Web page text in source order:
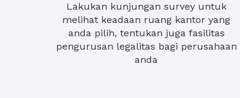
Lakukan kunjungan survey untuk
melihat keadaan ruang kantor yang
anda pilih, tentukan juga fasilitas
pengurusan legalitas bagi perusahaan
anda